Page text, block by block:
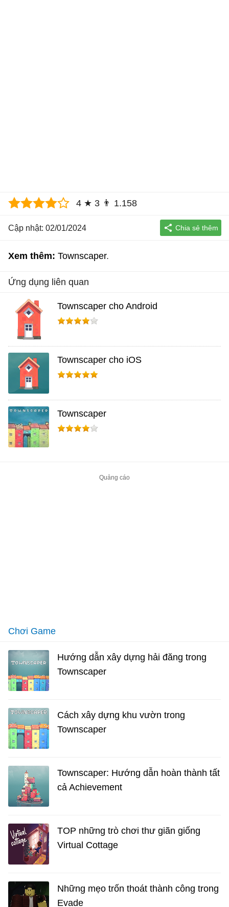
4 ★ 3 👨 1.158
Cập nhật: 02/01/2024
Xem thêm: Townscaper
Ứng dụng liên quan
Townscaper cho Android
Townscaper cho iOS
Townscaper
Chơi Game
Hướng dẫn xây dựng hải đăng trong
Townscaper
Cách xây dựng khu vườn trong
Townscaper
Townscaper: Hướng dẫn hoàn thành tất
cả Achievement
TOP những trò chơi thư giãn giống
Virtual Cottage
Những mẹo trốn thoát thành công trong
Evade